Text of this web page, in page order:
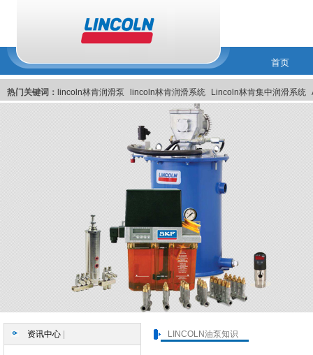
首页
热门关键词： lincoln林肯润滑泵 lincoln林肯润滑系统 Lincoln林肯集中润滑系统
美国Lincoln林肯集中润滑系统 Lincoln美国林肯集中润滑系统
资讯中心 LINCOLN油泵知识